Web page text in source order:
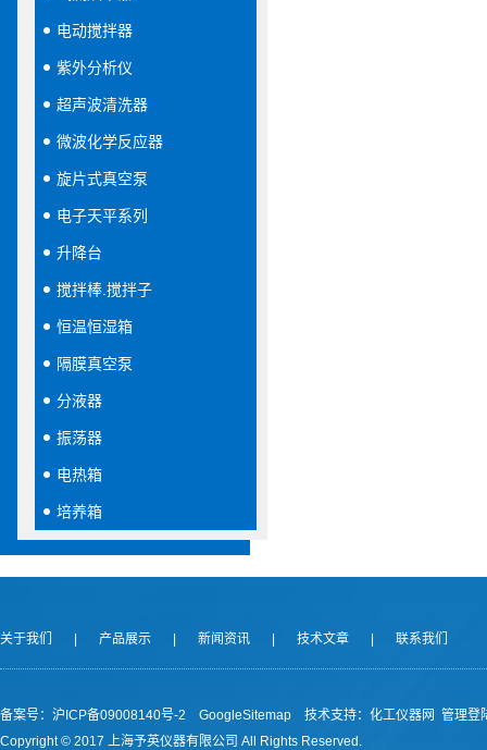
电动搅拌器
紫外分析仪
超声波清洗器
微波化学反应器
旋片式真空泵
电子天平系列
升降台
搅拌棒.搅拌子
恒温恒湿箱
隔膜真空泵
分液器
振荡器
电热箱
培养箱
关于我们 产品展示 新闻资讯 技术文章 联系我们
备案号：沪ICP备09008140号-2 GoogleSitemap 技术支持： 化工仪器网 管理登
Copyright © 2017 上海予英仪器有限公司 All Rights Reserved.